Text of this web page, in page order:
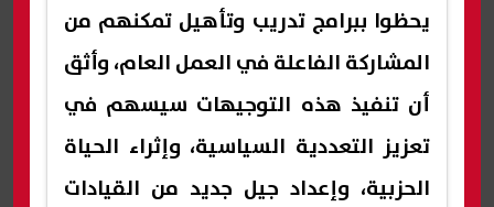
يحظوا ببرامج تدريب وتأهيل تمكنهم من
المشاركة الفاعلة في العمل العام، وأثق
أن تنفيذ هذه التوجيهات سيسهم في
تعزيز التعددية السياسية، وإثراء الحياة
الحزبية، وإعداد جيل جديد من القيادات